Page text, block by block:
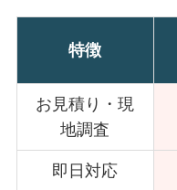
特徴
お見積り・現
地調査
即日対応